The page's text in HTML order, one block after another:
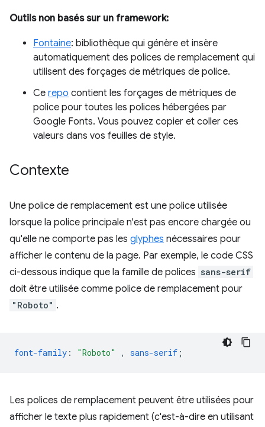
Outils non basés sur un framework:
Fontaine: bibliothèque qui génère et insère
automatiquement des polices de remplacement qui
utilisent des forçages de métriques de police.
Ce repo contient les forçages de métriques de
police pour toutes les polices hébergées par
Google Fonts. Vous pouvez copier et coller ces
valeurs dans vos feuilles de style.
Contexte
Une police de remplacement est une police utilisée
lorsque la police principale n'est pas encore chargée ou
qu'elle ne comporte pas les glyphes nécessaires pour
afficher le contenu de la page. Par exemple, le code CSS
ci-dessous indique que la famille de polices sans-serif
doit être utilisée comme police de remplacement pour
"Roboto" .
font-family : "Roboto" , sans-serif ;
Les polices de remplacement peuvent être utilisées pour
afficher le texte plus rapidement (c'est-à-dire en utilisant